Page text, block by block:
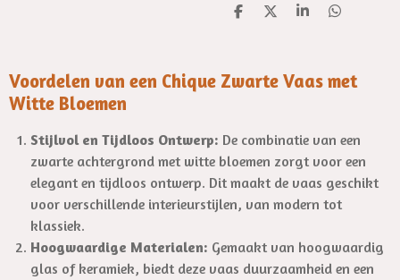
D
D
S
D
Voordelen van een Chique Zwarte Vaas met
Witte Bloemen
Stijlvol en Tijdloos Ontwerp: De combinatie van een
zwarte achtergrond met witte bloemen zorgt voor een
elegant en tijdloos ontwerp. Dit maakt de vaas geschikt
voor verschillende interieurstijlen, van modern tot
klassiek.
Hoogwaardige Materialen: Gemaakt van hoogwaardig
glas of keramiek, biedt deze vaas duurzaamheid en een